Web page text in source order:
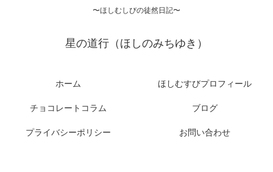
〜ほしむしびの徒然日記〜
星の道行（ほしのみちゆき）
ホーム ほしむすびプロフィール
チョコレートコラム ブログ
プライバシーポリシー お問い合わせ